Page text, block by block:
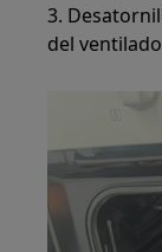
3.
del